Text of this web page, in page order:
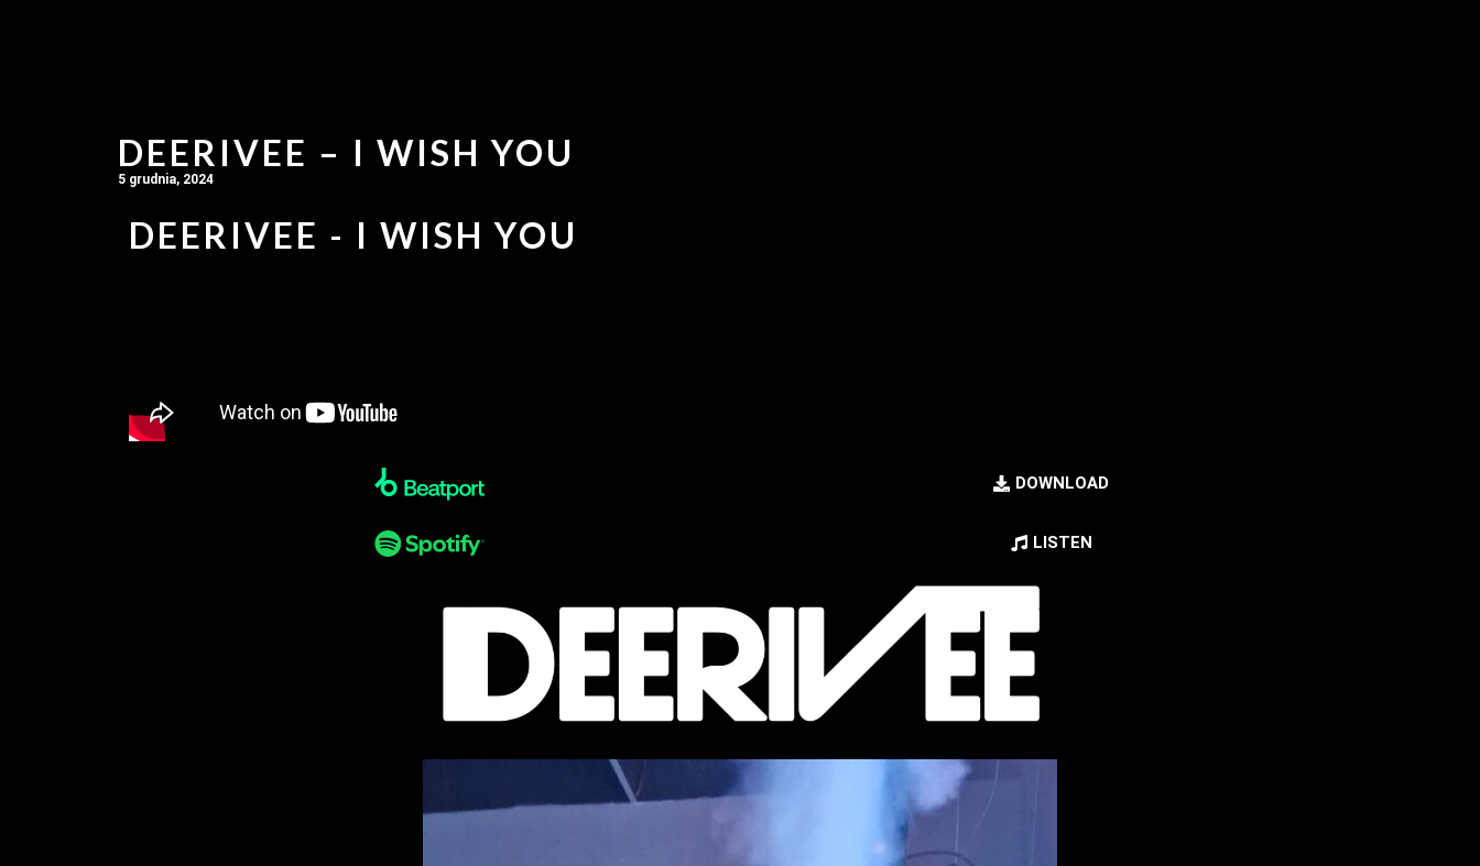
DEERIVEE – I WISH YOU
5 grudnia, 2024
DEERIVEE - I WISH YOU
DOWNLOAD
LISTEN